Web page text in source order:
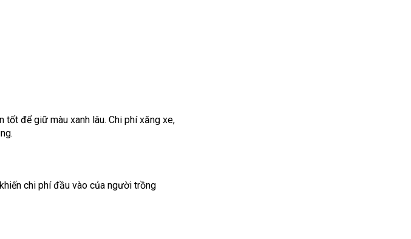
tốt để giữ màu xanh lâu. Chi phí xăng xe,
chi phí đầu vào của người trồng